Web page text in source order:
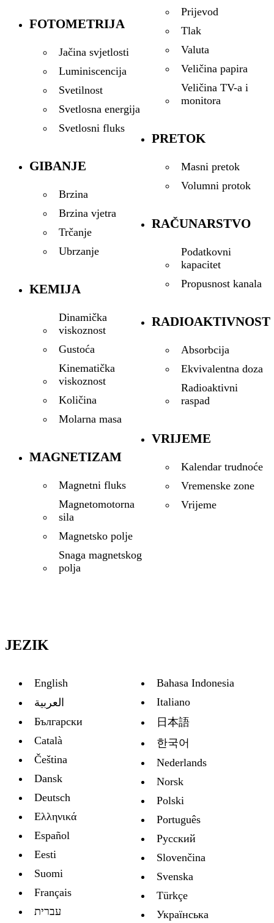
FOTOMETRIJA
Jačina svjetlosti
Luminiscencija
Svetilnost
Svetlosna energija
Svetlosni fluks
GIBANJE
Brzina
Brzina vjetra
Trčanje
Ubrzanje
KEMIJA
Dinamička
viskoznost
Gustoća
Kinematička
viskoznost
Količina
Molarna masa
MAGNETIZAM
Magnetni fluks
Magnetomotorna
sila
Magnetsko polje
Snaga magnetskog
polja
Prijevod
Tlak
Valuta
Veličina papira
Veličina TV-a i
monitora
PRETOK
Masni pretok
Volumni protok
RAČUNARSTVO
Podatkovni
kapacitet
Propusnost kanala
RADIOAKTIVNOST
Absorbcija
Ekvivalentna doza
Radioaktivni
raspad
VRIJEME
Kalendar trudnoće
Vremenske zone
Vrijeme
JEZIK
English
العربية
Български
Català
Čeština
Dansk
Deutsch
Ελληνικά
Español
Eesti
Suomi
Français
עברית
Bahasa Indonesia
Italiano
日本語
한국어
Nederlands
Norsk
Polski
Português
Русский
Slovenčina
Svenska
Türkçe
Украïнська